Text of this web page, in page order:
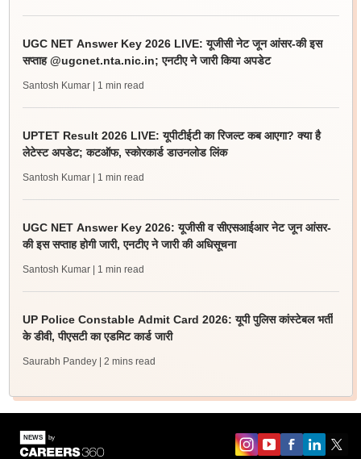
UGC NET Answer Key 2026 LIVE: यूजीसी नेट जून आंसर-की इस
सप्ताह @ugcnet.nta.nic.in; एनटीए ने जारी किया अपडेट
Santosh Kumar | 1 min read
UPTET Result 2026 LIVE: यूपीटीईटी का रिजल्ट कब आएगा? क्या है
लेटेस्ट अपडेट; कटऑफ, स्कोरकार्ड डाउनलोड लिंक
Santosh Kumar | 1 min read
UGC NET Answer Key 2026: यूजीसी व सीएसआईआर नेट जून आंसर-
की इस सप्ताह होगी जारी, एनटीए ने जारी की अधिसूचना
Santosh Kumar | 1 min read
UP Police Constable Admit Card 2026: यूपी पुलिस कांस्टेबल भर्ती
के डीवी, पीएसटी का एडमिट कार्ड जारी
Saurabh Pandey | 2 mins read